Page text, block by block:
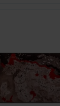
levereras
i dina
Community-